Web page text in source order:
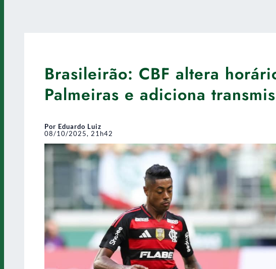
Brasileirão: CBF altera
Palmeiras e adiciona
Por Eduardo Luiz
08/10/2025, 21h42